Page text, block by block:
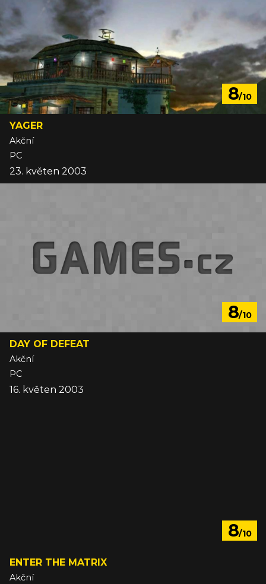
8/10
YAGER
Akční
PC
23. květen 2003
8/10
DAY OF DEFEAT
Akční
PC
16. květen 2003
8/10
ENTER THE MATRIX
Akční